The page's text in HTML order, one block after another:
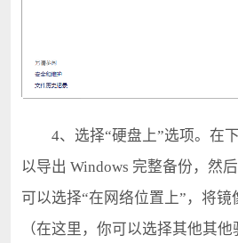
4、选择“硬盘上”选项。在下
以导出 Windows 完整备份，然
可以选择“在网络位置上”，将镜
（在这里，你可以选择其他其他